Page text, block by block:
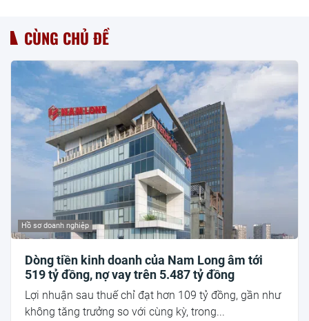
CÙNG CHỦ ĐỀ
Hồ sơ doanh nghiệp
Dòng tiền kinh doanh của Nam Long âm tới
519 tỷ đồng, nợ vay trên 5.487 tỷ đồng
Lợi nhuận sau thuế chỉ đạt hơn 109 tỷ đồng, gần như
không tăng trưởng so với cùng kỳ, trong...